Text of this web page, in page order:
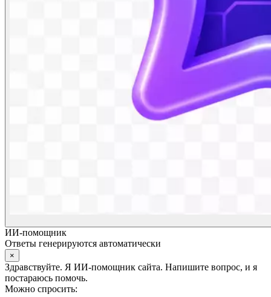
ИИ-помощник
Ответы генерируются автоматически
×
Здравствуйте. Я ИИ-помощник сайта. Напишите вопрос, и я
постараюсь помочь.
Можно спросить: